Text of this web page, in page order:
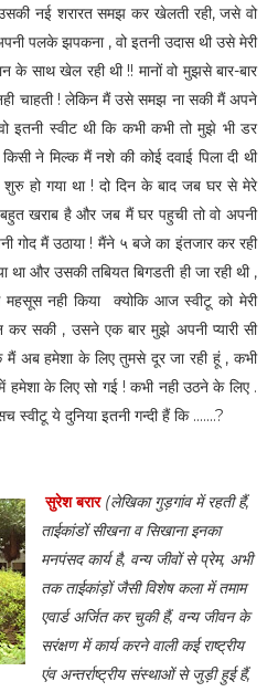
नई शरारत समझ कर खेलती रही, जसे वो
पलके झपकना , वो इतनी उदास थी उसे मेरी
साथ खेल रही थी !! मानों वो मुझसे बार-बार
चाहती ! लेकिन मैं उसे समझ ना सकी मैं अपने
इतनी स्वीट थी कि कभी कभी तो मुझे भी डर
ने मिल्क मैं नशे की कोई दवाई पिला दी थी
हो गया था ! दो दिन के बाद जब घर से मेरे
खराब है और जब मैं घर पहुची तो वो अपनी
गोद मैं उठाया ! मैंने ५ बजे का इंतजार कर रही
था और उसकी तबियत बिगडती ही जा रही थी ,
नही किया क्योकि आज स्वीटू को मेरी
सकी , उसने एक बार मुझे अपनी प्यारी सी
अब हमेशा के लिए तुमसे दूर जा रही हूं , कभी
हमेशा के लिए सो गई ! कभी नही उठने के लिए .
स्वीटू ये दुनिया इतनी गन्दी हैं कि .......?
सुरेश बरार(लेखिका गुड़गांव में रहती हैं,
ताईकांडों सीखना व सिखाना इनका
मनपंसद कार्य है, वन्य जीवों से प्रेम, अभी
तक ताईकांड़ों जैसी विशेष कला में तमाम
एवार्ड अर्जित कर चुकी हैं, वन्य जीवन के
सरंक्षण में कार्य करने वाली कई राष्ट्रीय
एंव अन्तर्राष्ट्रीय संस्थाओं से जुड़ी हुई हैं,